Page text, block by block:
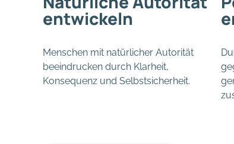
entwickeln
Menschen mit natürlicher Autorität
beeindrucken durch Klarheit,
Konsequenz und Selbstsicherheit.